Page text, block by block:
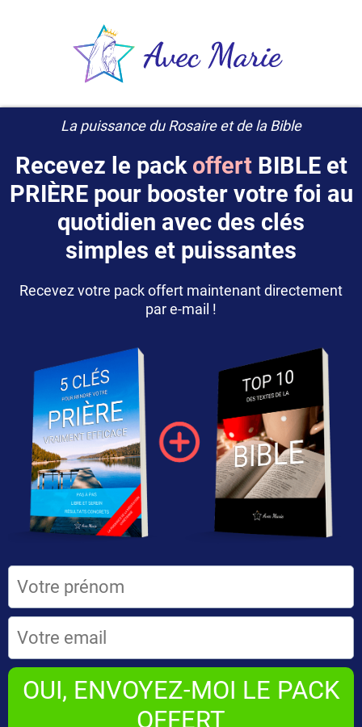
La puissance du Rosaire et de la Bible
Recevez le pack offert BIBLE et
PRIÈRE pour booster votre foi au
quotidien avec des clés
simples et puissantes
Recevez votre pack offert maintenant directement
par e-mail !
OUI, ENVOYEZ-MOI LE PACK
OFFERT